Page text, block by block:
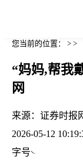
您当前的位置： > >
“妈妈,帮我
网
来源： 证券时报
2026-05-12
字号